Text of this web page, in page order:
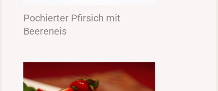
Pochierter Pfirsich mit
Beereneis